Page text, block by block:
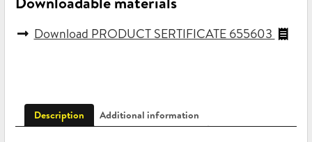
quantity
Download PRODUCT SERTIFICATE 655603
Description Additional information